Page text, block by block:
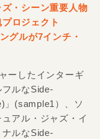
・シーン重要人物
ロジェクト
グルが7インチ・
ーしたインターギ
ルなSide-
」(sample1）、ソ
アル・ジャズ・イ
ルなSide-